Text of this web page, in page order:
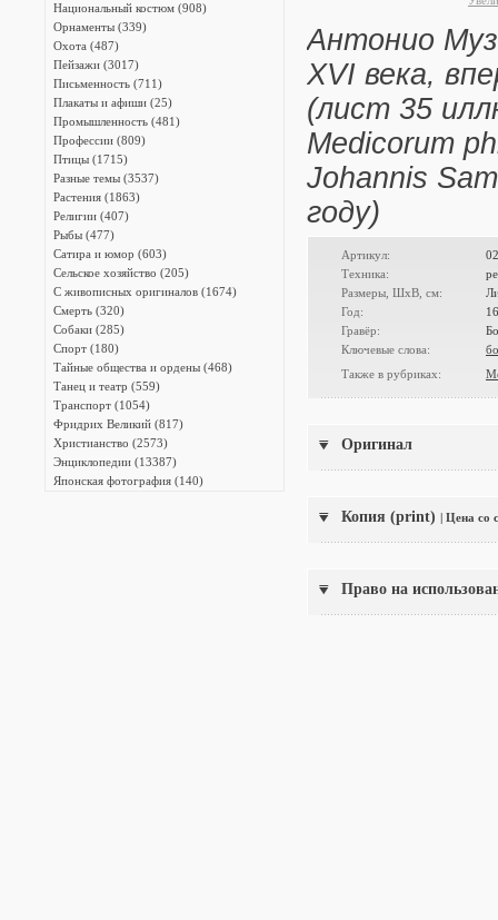
Национальный костюм (908)
Орнаменты (339)
Охота (487)
Пейзажи (3017)
Письменность (711)
Плакаты и афиши (25)
Промышленность (481)
Профессии (809)
Птицы (1715)
Разные темы (3537)
Растения (1863)
Религии (407)
Рыбы (477)
Сатира и юмор (603)
Сельское хозяйство (205)
С живописных оригиналов (1674)
Смерть (320)
Собаки (285)
Спорт (180)
Тайные общества и ордены (468)
Танец и театр (559)
Транспорт (1054)
Фридрих Великий (817)
Христианство (2573)
Энциклопедии (13387)
Японская фотография (140)
Антонио
XVI века,
(лист 35
Medicorum
Johannis
году)
Артикул:
Техника:
Размеры, ШxВ, см:
Год:
Гравёр:
Ключевые слова:
Также в рубриках:
Оригинал
Копия (print) | Цена со
Право на